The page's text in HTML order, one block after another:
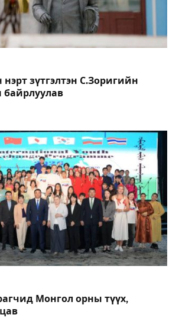
зүтгэлтэн С.Зоригийн
байрлуулав
Монгол орны түүх,